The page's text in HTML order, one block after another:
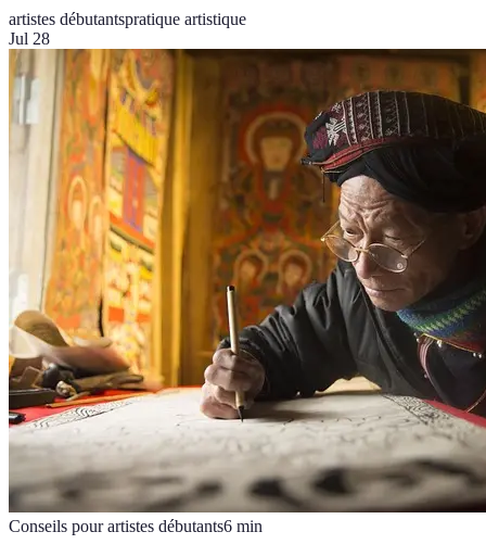
artistes débutantspratique artistique
Jul 28
Conseils pour artistes débutants6 min